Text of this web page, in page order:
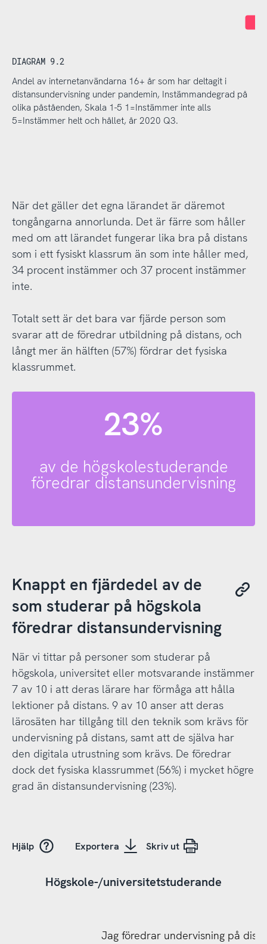
DIAGRAM 9.2
Andel av internetanvändarna 16+ år som har deltagit i
distansundervisning under pandemin, Instämmandegrad på
olika påståenden, Skala 1-5 1=Instämmer inte alls
5=Instämmer helt och hållet, år 2020 Q3.
När det gäller det egna lärandet är däremot
tongångarna annorlunda. Det är färre som håller
med om att lärandet fungerar lika bra på distans
som i ett fysiskt klassrum än som inte håller med,
34 procent instämmer och 37 procent instämmer
inte.
Totalt sett är det bara var fjärde person som
svarar att de föredrar utbildning på distans, och
långt mer än hälften (57%) fördrar det fysiska
klassrummet.
23%
av de högskolestuderande
föredrar distansundervisning
Knappt en fjärdedel av de
som studerar på högskola
föredrar distansundervisning
När vi tittar på personer som studerar på
högskola, universitet eller motsvarande instämmer
7 av 10 i att deras lärare har förmåga att hålla
lektioner på distans. 9 av 10 anser att deras
lärosäten har tillgång till den teknik som krävs för
undervisning på distans, samt att de själva har
den digitala utrustning som krävs. De föredrar
dock det fysiska klassrummet (56%) i mycket högre
grad än distansundervisning (23%).
Hjälp Exportera Skriv ut
Högskole-/universitetstuderande
Jag föredrar undervisning på